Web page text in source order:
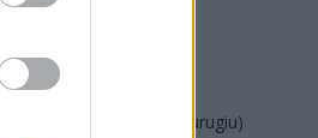
PUSL (D. Voiculescu)
PNCR (Terheș)
Partidul Patrioților (Surugiu)